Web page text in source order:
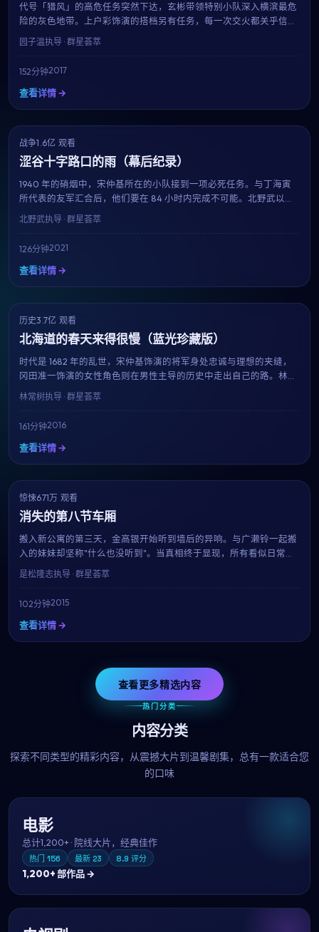
代号「猎风」的高危任务突然下达，玄彬带领特别小队深入横滨最危
险的灰色地带。上户彩饰演的搭档另有任务，每一次交火都关乎信念
与生死。园子温招牌的硬核动作场面再度升级。
园子温执导 · 群星荟萃
152分钟2017
查看详情 →
NEW
战争1.6亿 观看
涩谷十字路口的雨（幕后纪录）
1940 年的硝烟中，宋仲基所在的小队接到一项必死任务。与丁海寅
所代表的友军汇合后，他们要在 84 小时内完成不可能。北野武以克
制的笔触，呈现了战争中最微小却最珍贵的人性微光。
北野武执导 · 群星荟萃
126分钟2021
查看详情 →
获奖
历史3.7亿 观看
北海道的春天来得很慢（蓝光珍藏版）
时代是 1682 年的乱世，宋仲基饰演的将军身处忠诚与理想的夹缝，
冈田准一饰演的女性角色则在男性主导的历史中走出自己的路。林常
树用细致的服化道与考究的场景，重现一段被忽略的过往。
林常树执导 · 群星荟萃
161分钟2016
查看详情 →
趋势
惊悚671万 观看
消失的第八节车厢
搬入新公寓的第三天，金高银开始听到墙后的异响。与广濑铃一起搬
入的妹妹却坚称"什么也没听到"。当真相终于显现，所有看似日常的
细节都成了恐惧的来源。是松隆志用极简的音效与克制的镜头，呈现
一部令人后劲十足的心理惊悚片。
是松隆志执导 · 群星荟萃
102分钟2015
查看详情 →
查看更多精选内容
热门分类
内容分类
探索不同类型的精彩内容，从震撼大片到温馨剧集，总有一款适合您
的口味
电影
总计1,200+· 院线大片，经典佳作
热门 156 最新 23 8.9 评分
1,200+部作品 →